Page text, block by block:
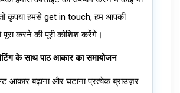
कृपया हमसे get in touch, हम आपकी
करने की पूरी कोशिश करेंगे।
के साथ पाठ आकार का समायोजन
आकार बढ़ाना और घटाना प्रत्येक ब्राउज़र